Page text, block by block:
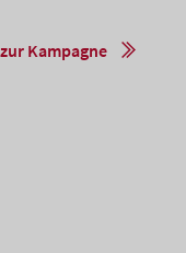
Kampagne